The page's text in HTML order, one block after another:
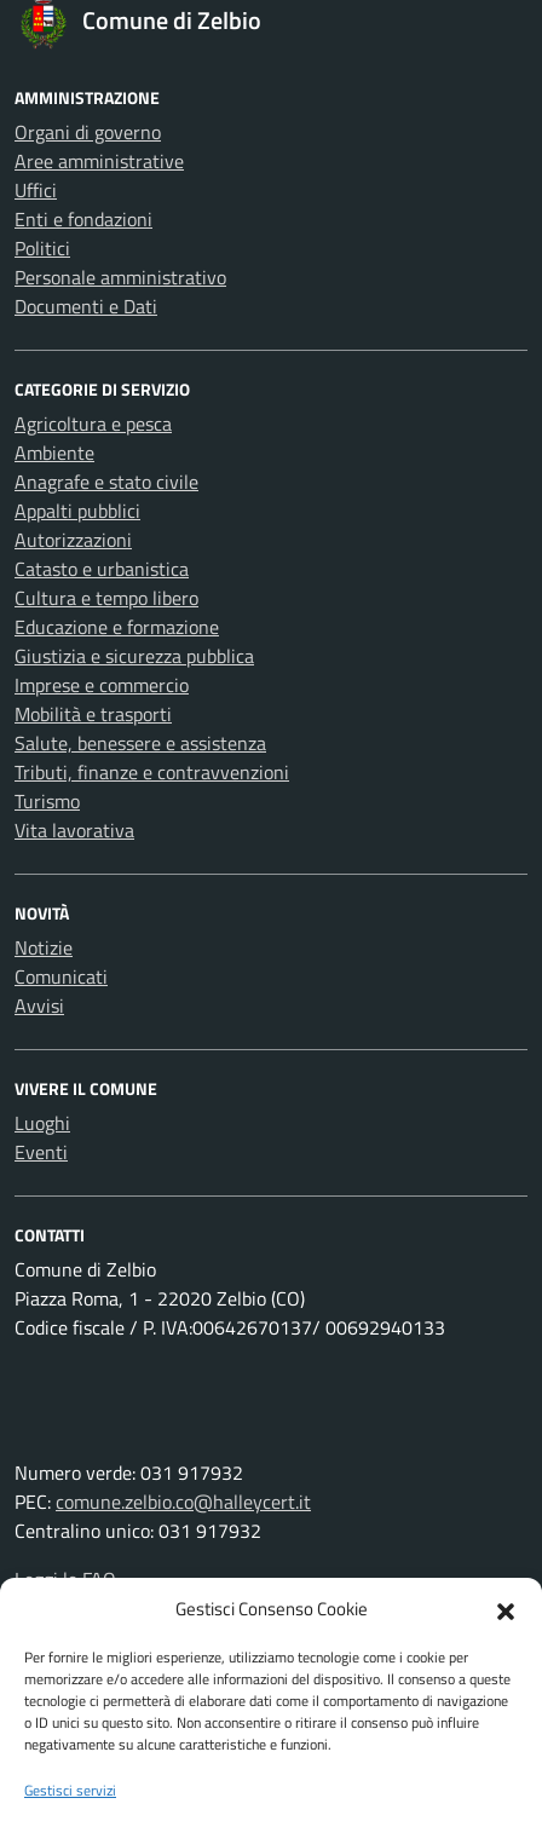
Gestisci Consenso Cookie
Per fornire le migliori esperienze, utilizziamo tecnologie come i cookie per
memorizzare e/o accedere alle informazioni del dispositivo. Il consenso a queste
tecnologie ci permetterà di elaborare dati come il comportamento di navigazione
o ID unici su questo sito. Non acconsentire o ritirare il consenso può influire
negativamente su alcune caratteristiche e funzioni.
Gestisci servizi
Comune di Zelbio
AMMINISTRAZIONE
Organi di governo
Aree amministrative
Uffici
Enti e fondazioni
Politici
Personale amministrativo
Documenti e Dati
CATEGORIE DI SERVIZIO
Agricoltura e pesca
Ambiente
Anagrafe e stato civile
Appalti pubblici
Autorizzazioni
Catasto e urbanistica
Cultura e tempo libero
Educazione e formazione
Giustizia e sicurezza pubblica
Imprese e commercio
Mobilità e trasporti
Salute, benessere e assistenza
Tributi, finanze e contravvenzioni
Turismo
Vita lavorativa
NOVITÀ
Notizie
Comunicati
Avvisi
VIVERE IL COMUNE
Luoghi
Eventi
CONTATTI
Comune di Zelbio
Piazza Roma, 1 - 22020 Zelbio (CO)
Codice fiscale / P. IVA:00642670137/ 00692940133
Numero verde: 031 917932
PEC:comune.zelbio.co@halleycert.it
Centralino unico: 031 917932
Leggi le FAQ
Prenotazione appuntamento
Richiesta assistenza
Amministrazione trasparente
Albo pretorio
Informativa privacy
Cookie Policy